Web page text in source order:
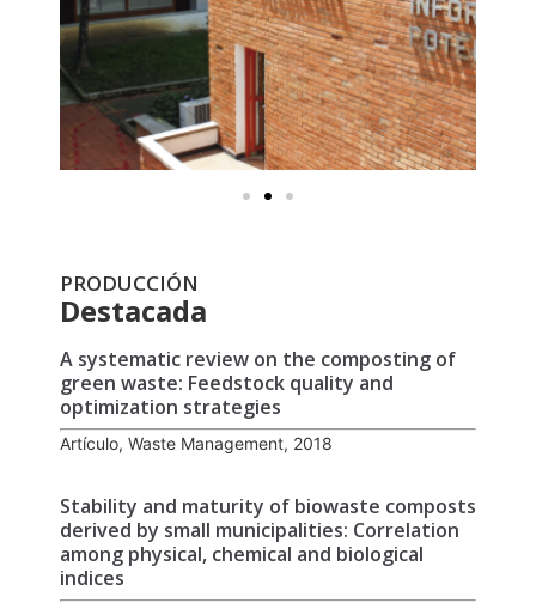
PRODUCCIÓN
Destacada
A systematic review on the composting of
green waste: Feedstock quality and
optimization strategies
Artículo, Waste Management, 2018
Stability and maturity of biowaste composts
derived by small municipalities: Correlation
among physical, chemical and biological
indices